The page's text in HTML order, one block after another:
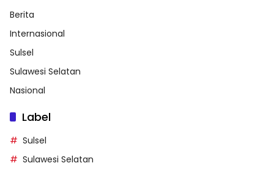
Berita
Internasional
Sulsel
Sulawesi Selatan
Nasional
Label
Sulsel
Sulawesi Selatan